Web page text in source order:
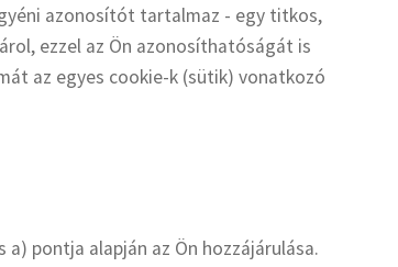
azonosítót tartalmaz - egy titkos,
ezzel az Ön azonosíthatóságát is
az egyes cookie-k (sütik) vonatkozó
pontja alapján az Ön hozzájárulása.